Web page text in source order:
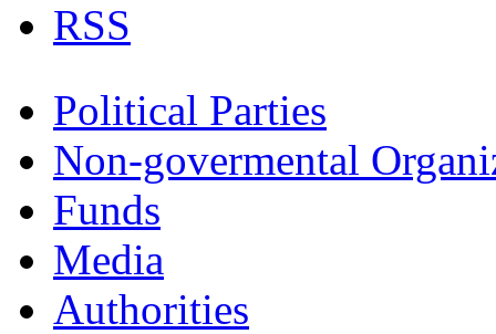
RSS
Political Parties
Non-govermental
Funds
Мedia
Authorities